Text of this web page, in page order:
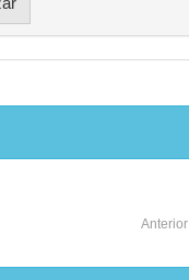
Anterior